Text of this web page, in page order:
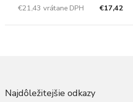
€21,43 vrátane DPH €17,42
Najdôležitejšie odkazy